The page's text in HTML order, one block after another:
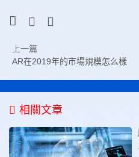
上一篇
AR在2019年的市場規模怎么樣
相關文章